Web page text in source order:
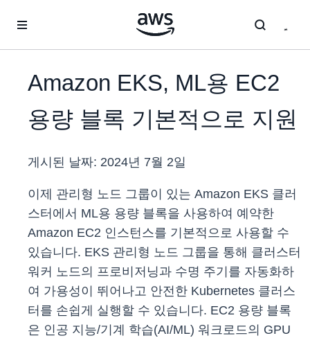
Amazon EKS, ML용 EC2
용량 블록 기본적으로 지원
게시된 날짜: 2024년 7월 2일
이제 관리형 노드 그룹이 있는 Amazon EKS 클러
스터에서 ML용 용량 블록을 사용하여 예약한
Amazon EC2 인스턴스를 기본적으로 사용할 수
있습니다. EKS 관리형 노드 그룹을 통해 클러스터
워커 노드의 프로비저닝과 수명 주기를 자동화하
여 가용성이 뛰어나고 안전한 Kubernetes 클러스
터를 손쉽게 실행할 수 있습니다. EC2 용량 블록
은 인공 지능/기계 학습(AI/ML) 워크로드의 GPU